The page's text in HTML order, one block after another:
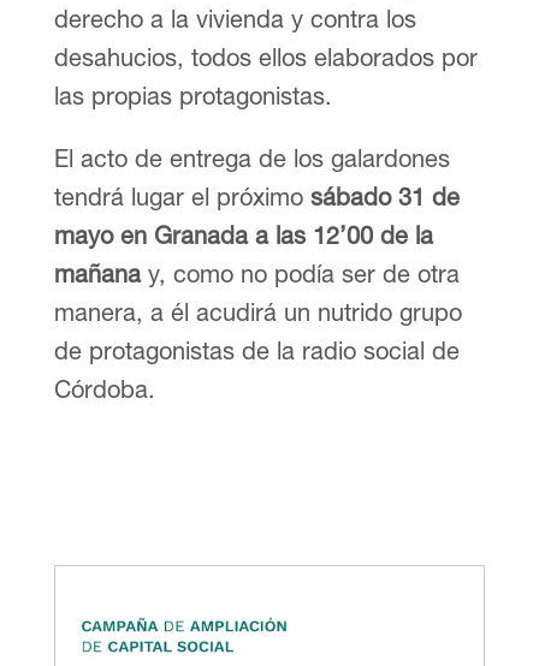
derecho a la vivienda y contra los
desahucios, todos ellos elaborados por
las propias protagonistas.
El acto de entrega de los galardones
tendrá lugar el próximo sábado 31 de
mayo en Granada a las 12’00 de la
mañanay, como no podía ser de otra
manera, a él acudirá un nutrido grupo
de protagonistas de la radio social de
Córdoba.